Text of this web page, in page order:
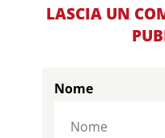
LASCIA UN
Nome